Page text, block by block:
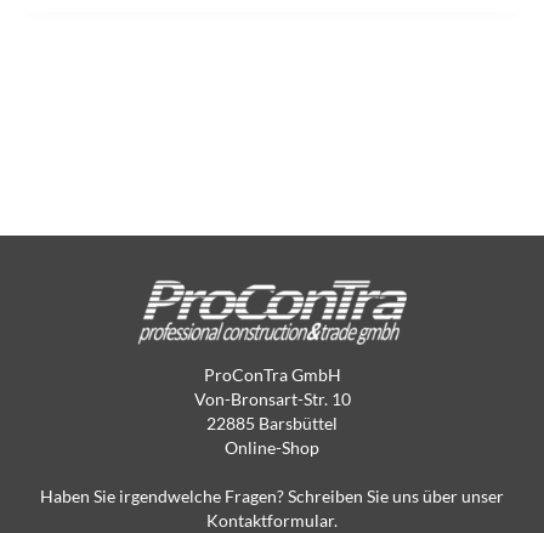
ProConTra GmbH
Von-Bronsart-Str. 10
22885 Barsbüttel
Online-Shop
Haben Sie irgendwelche Fragen? Schreiben Sie uns über unser
Kontaktformular.